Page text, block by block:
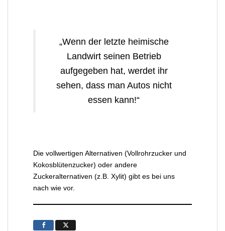
„Wenn der letzte heimische
Landwirt seinen Betrieb
aufgegeben hat, werdet ihr
sehen, dass man Autos nicht
essen kann!“
Die vollwertigen Alternativen (Vollrohrzucker und
Kokosblütenzucker) oder andere
Zuckeralternativen (z.B. Xylit) gibt es bei uns
nach wie vor.